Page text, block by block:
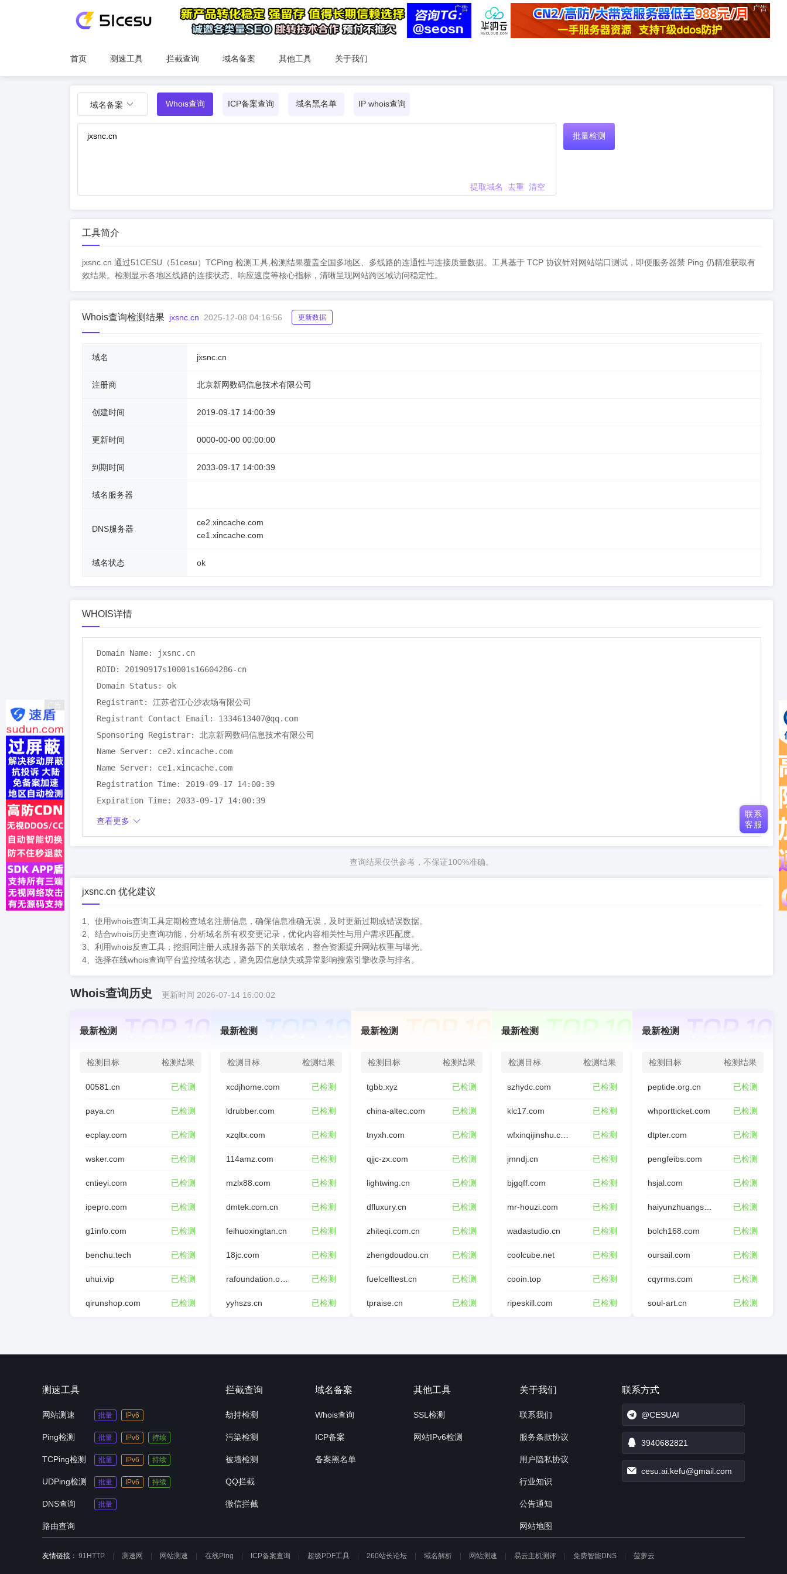
广告 广告
首页 测速工具 拦截查询 域名备案 其他工具 关于我们
域名备案 Whois查询 ICP备案查询 域名黑名单 IP whois查询
提取域名 去重 清空
批量检测
工具简介
jxsnc.cn 通过51CESU（51cesu）TCPing 检测工具,检测结果覆盖全国多地区、多线路的连通性与连接质量数据。工具基于 TCP 协议针对网站端口测试，即便服务器禁 Ping 仍精准获取有
效结果。检测显示各地区线路的连接状态、响应速度等核心指标，清晰呈现网站跨区域访问稳定性。
Whois查询检测结果 jxsnc.cn 2025-12-08 04:16:56 更新数据
域名 jxsnc.cn
注册商 北京新网数码信息技术有限公司
创建时间 2019-09-17 14:00:39
更新时间 0000-00-00 00:00:00
到期时间 2033-09-17 14:00:39
域名服务器
DNS服务器
ce2.xincache.com
ce1.xincache.com
域名状态 ok
WHOIS详情
Domain Name: jxsnc.cn
ROID: 20190917s10001s16604286-cn
Domain Status: ok
Registrant: 江苏省江心沙农场有限公司
Registrant Contact Email: 1334613407@qq.com
Sponsoring Registrar: 北京新网数码信息技术有限公司
Name Server: ce2.xincache.com
Name Server: ce1.xincache.com
Registration Time: 2019-09-17 14:00:39
Expiration Time: 2033-09-17 14:00:39
DNSSEC: unsigned
查看更多
查询结果仅供参考，不保证100%准确。
jxsnc.cn 优化建议
1、使用whois查询工具定期检查域名注册信息，确保信息准确无误，及时更新过期或错误数据。
2、结合whois历史查询功能，分析域名所有权变更记录，优化内容相关性与用户需求匹配度。
3、利用whois反查工具，挖掘同注册人或服务器下的关联域名，整合资源提升网站权重与曝光。
4、选择在线whois查询平台监控域名状态，避免因信息缺失或异常影响搜索引擎收录与排名。
Whois查询历史 更新时间 2026-07-14 16:00:02
最新检测
检测目标 检测结果
00581.cn 已检测
paya.cn 已检测
ecplay.com 已检测
wsker.com 已检测
cntieyi.com 已检测
ipepro.com 已检测
g1info.com 已检测
benchu.tech 已检测
uhui.vip 已检测
qirunshop.com 已检测
最新检测
检测目标 检测结果
xcdjhome.com 已检测
ldrubber.com 已检测
xzqltx.com 已检测
114amz.com 已检测
mzlx88.com 已检测
dmtek.com.cn 已检测
feihuoxingtan.cn 已检测
18jc.com 已检测
已检测
yyhszs.cn 已检测
最新检测
检测目标 检测结果
tgbb.xyz 已检测
china-altec.com 已检测
tnyxh.com 已检测
qjjc-zx.com 已检测
lightwing.cn 已检测
dfluxury.cn 已检测
zhiteqi.com.cn 已检测
zhengdoudou.cn 已检测
fuelcelltest.cn 已检测
tpraise.cn 已检测
最新检测
检测目标 检测结果
szhydc.com 已检测
klc17.com 已检测
已检测
jmndj.cn 已检测
bjgqff.com 已检测
mr-houzi.com 已检测
wadastudio.cn 已检测
coolcube.net 已检测
cooin.top 已检测
ripeskill.com 已检测
最新检测
检测目标 检测结果
peptide.org.cn 已检测
whportticket.com 已检测
dtpter.com 已检测
pengfeibs.com 已检测
hsjal.com 已检测
已检测
bolch168.com 已检测
oursail.com 已检测
cqyrms.com 已检测
soul-art.cn 已检测
广告
测速工具
网站测速 批量 IPv6
Ping检测 批量 IPv6 持续
TCPing检测 批量 IPv6 持续
UDPing检测 批量 IPv6 持续
DNS查询 批量
路由查询
拦截查询
劫持检测
污染检测
被墙检测
QQ拦截
微信拦截
域名备案
Whois查询
ICP备案
备案黑名单
其他工具
SSL检测
网站IPv6检测
关于我们
联系我们
服务条款协议
用户隐私协议
行业知识
公告通知
网站地图
联系方式
@CESUAI
3940682821
cesu.ai.kefu@gmail.com
友情链接： 91HTTP 测速网 网站测速 在线Ping ICP备案查询 超级PDF工具 260站长论坛 域名解析 网站测速 易云主机测评 免费智能DNS 菠萝云
联系
客服